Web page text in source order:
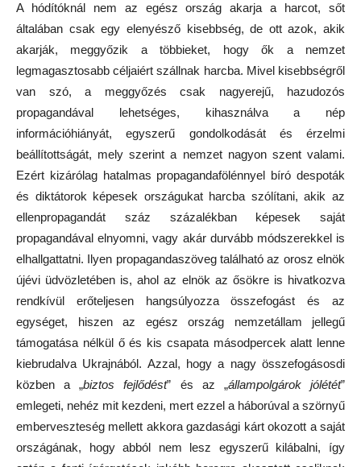
A hódítóknál nem az egész ország akarja a harcot, sőt
általában csak egy elenyésző kisebbség, de ott azok, akik
akarják, meggyőzik a többieket, hogy ők a nemzet
legmagasztosabb céljaiért szállnak harcba. Mivel kisebbségről
van szó, a meggyőzés csak nagyerejű, hazudozós
propagandával lehetséges, kihasználva a nép
információhiányát, egyszerű gondolkodását és érzelmi
beállítottságát, mely szerint a nemzet nagyon szent valami.
Ezért kizárólag hatalmas propagandafölénnyel bíró despoták
és diktátorok képesek országukat harcba szólítani, akik az
ellenpropagandát száz százalékban képesek saját
propagandával elnyomni, vagy akár durvább módszerekkel is
elhallgattatni. Ilyen propagandaszöveg található az orosz elnök
újévi üdvözletében is, ahol az elnök az ősökre is hivatkozva
rendkívül erőteljesen hangsúlyozza összefogást és az
egységet, hiszen az egész ország nemzetállam jellegű
támogatása nélkül ő és kis csapata másodpercek alatt lenne
kiebrudalva Ukrajnából. Azzal, hogy a nagy összefogásosdi
közben a „biztos fejlődést” és az „állampolgárok jólétét”
emlegeti, nehéz mit kezdeni, mert ezzel a háborúval a szörnyű
emberveszteség mellett akkora gazdasági kárt okozott a saját
országának, hogy abból nem lesz egyszerű kilábalni, így